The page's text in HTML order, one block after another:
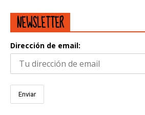
NEWSLETTER
Dirección de email: